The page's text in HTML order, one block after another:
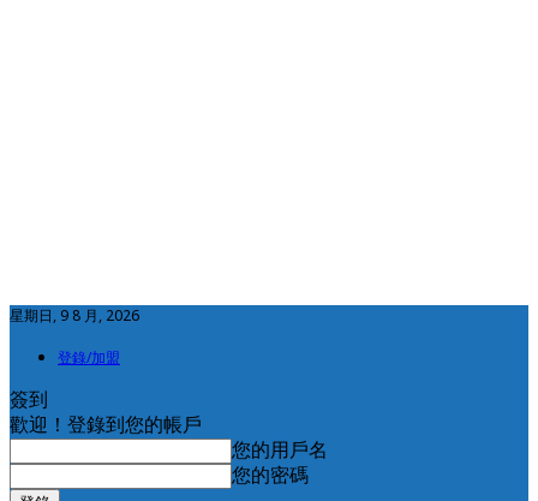
星期日, 9 8 月, 2026
登錄/加盟
簽到
歡迎！登錄到您的帳戶
您的用戶名
您的密碼